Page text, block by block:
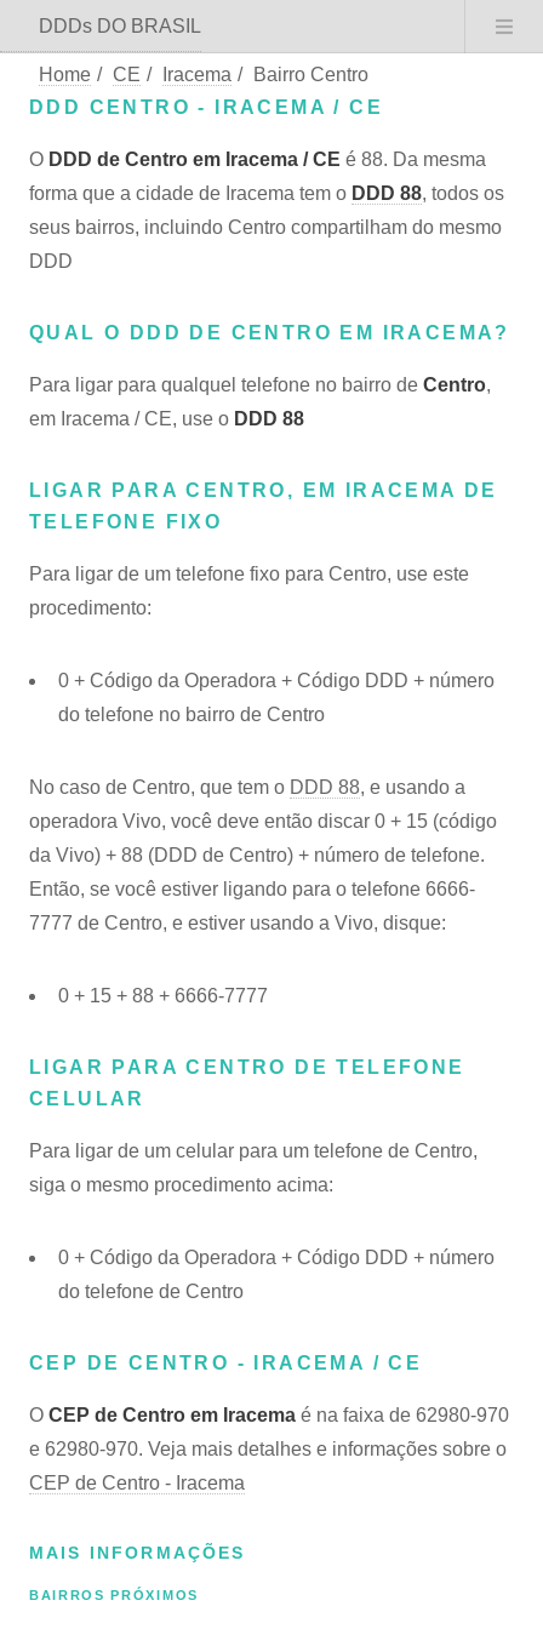
DDDs DO BRASIL
Home / CE / Iracema /
Bairro Centro
DDD CENTRO - IRACEMA / CE
O DDD de Centro em Iracema / CE é 88. Da mesma
forma que a cidade de Iracema tem o DDD 88, todos os
seus bairros, incluindo Centro compartilham do mesmo
DDD
QUAL O DDD DE CENTRO EM IRACEMA?
Para ligar para qualquel telefone no bairro de Centro,
em Iracema / CE, use o DDD 88
LIGAR PARA CENTRO, EM IRACEMA DE
TELEFONE FIXO
Para ligar de um telefone fixo para Centro, use este
procedimento:
0 + Código da Operadora + Código DDD + número
do telefone no bairro de Centro
No caso de Centro, que tem o DDD 88, e usando a
operadora Vivo, você deve então discar 0 + 15 (código
da Vivo) + 88 (DDD de Centro) + número de telefone.
Então, se você estiver ligando para o telefone 6666-
7777 de Centro, e estiver usando a Vivo, disque:
0 + 15 + 88 + 6666-7777
LIGAR PARA CENTRO DE TELEFONE
CELULAR
Para ligar de um celular para um telefone de Centro,
siga o mesmo procedimento acima:
0 + Código da Operadora + Código DDD + número
do telefone de Centro
CEP DE CENTRO - IRACEMA / CE
O CEP de Centro em Iracema é na faixa de 62980-970
e 62980-970. Veja mais detalhes e informações sobre o
CEP de Centro - Iracema
MAIS INFORMAÇÕES
BAIRROS PRÓXIMOS